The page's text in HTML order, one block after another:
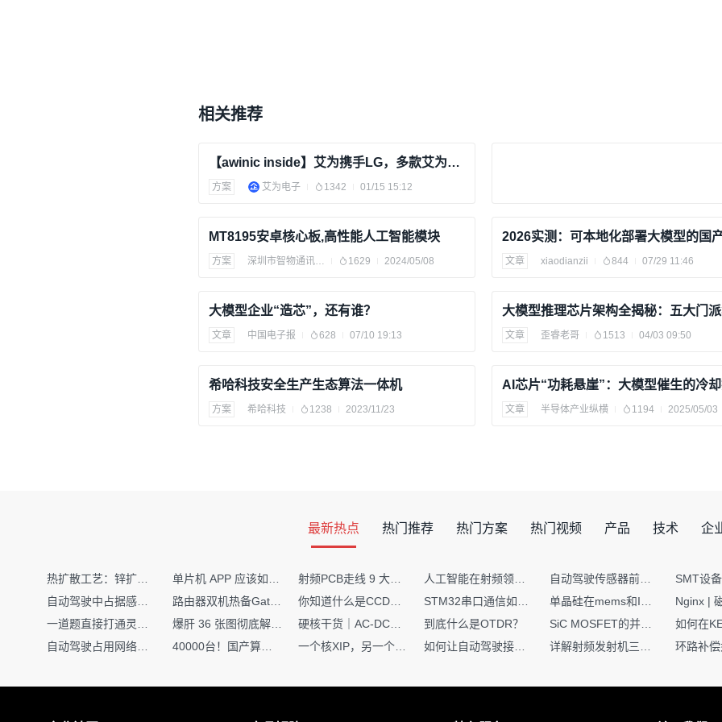
相关推荐
【awinic inside】艾为携手LG，多款艾为芯加持新一代智能家居控制中心
方案 艾为电子 1342 01/15 15:12
MT8195安卓核心板,高性能人工智能模块
方案 深圳市智物通讯科技有限公司 1629 2024/05/08 文章 xiaodianzii 844 07/29 11:46
大模型企业“造芯”，还有谁？
文章 中国电子报 628 07/10 19:13 文章 歪睿老哥 1513 04/03 09:50
希哈科技安全生产生态算法一体机
方案 希哈科技 1238 2023/11/23 文章 半导体产业纵横 1194 2025/05/03
最新热点 热门推荐 热门方案 热门视频 产品 技术 企
到底什么是OTDR？